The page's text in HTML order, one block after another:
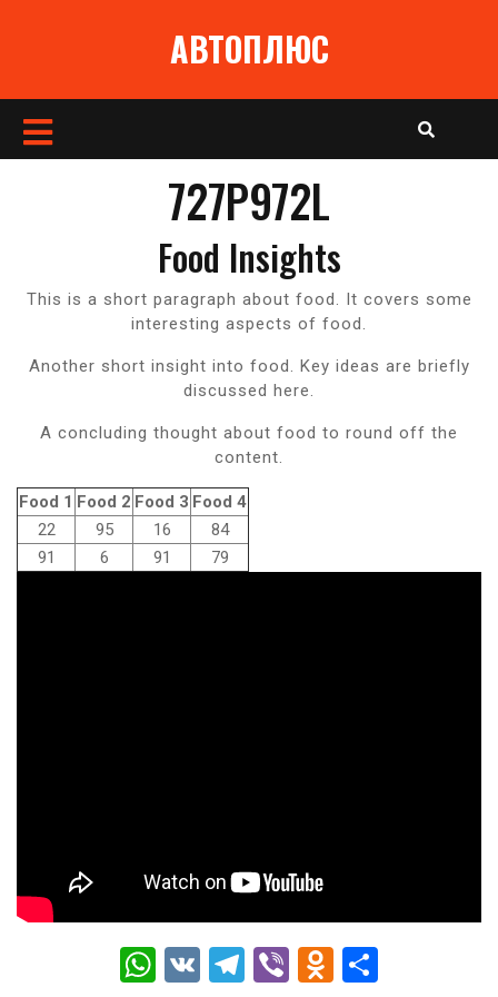
АВТОПЛЮС
Кнопка
727P972L
Food Insights
This is a short paragraph about food. It covers some
interesting aspects of food.
Another short insight into food. Key ideas are briefly
discussed here.
A concluding thought about food to round off the
content.
Food 1 Food 2 Food 3 Food 4
22
95 16
84
91
6 91 79
W V T Vi O